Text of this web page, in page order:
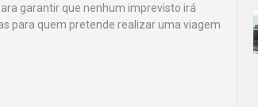
garantir que nenhum imprevisto irá
para quem pretende realizar uma viagem